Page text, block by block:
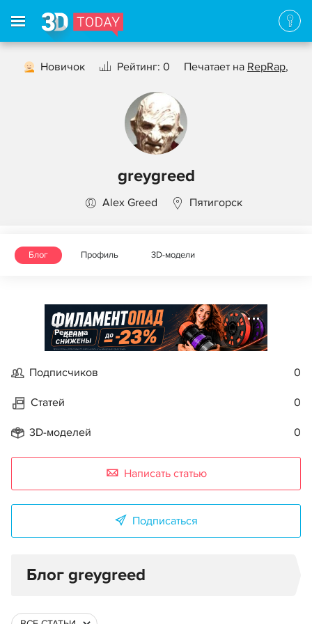
Новичок Рейтинг: 0 Печатает на RepRap,
greygreed
Alex Greed Пятигорск
Блог Профиль 3D-модели
Реклама
Подписчиков 0
Статей 0
3D-моделей 0
Написать статью
Подписаться
Блог greygreed